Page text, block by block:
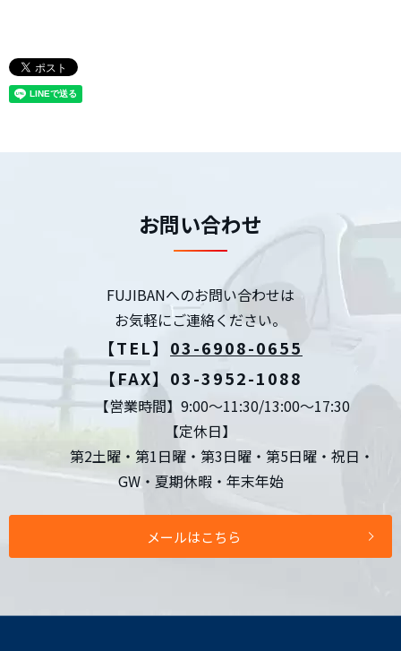
お問い合わせ
FUJIBANへのお問い合わせは
お気軽にご連絡ください。
【TEL】 03-6908-0655
【FAX】03-3952-1088
【営業時間】9:00～11:30/13:00～17:30
【定休日】
第2土曜・第1日曜・第3日曜・第5日曜・祝日・
GW・夏期休暇・年末年始
メールはこちら